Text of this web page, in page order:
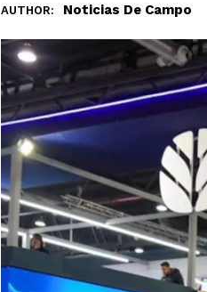
AUTHOR: Noticias De Campo